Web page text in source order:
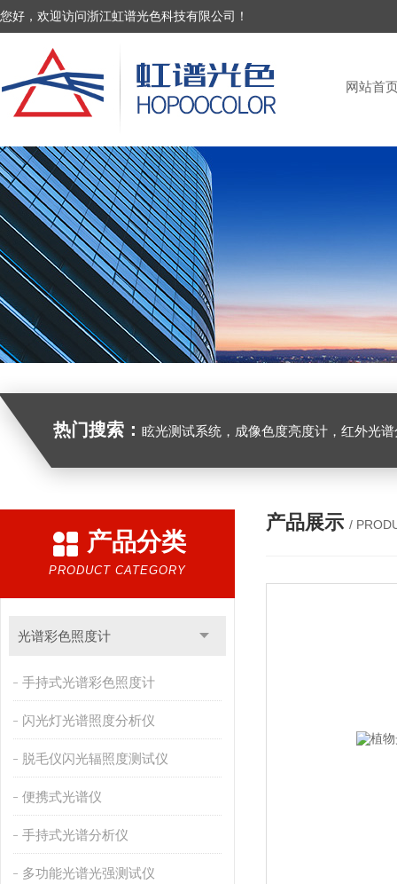
您好，欢迎访问浙江虹谱光色科技有限公司！
网站首
热门搜索： 眩光测试系统，成像色度亮度计，红外光谱分析仪，紫外光谱分析仪、医用光源光谱分析仪，光谱照度
产品分类
PRODUCT CATEGORY
光谱彩色照度计
手持式光谱彩色照度计
闪光灯光谱照度分析仪
脱毛仪闪光辐照度测试仪
便携式光谱仪
手持式光谱分析仪
多功能光谱光强测试仪
产品展示 /